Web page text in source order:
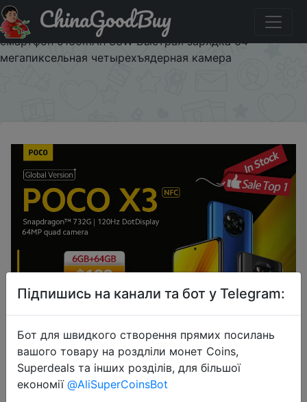
Придбати по знижці В наличии глобальная версия
POCO X3 NFC Snapdragon 732G 120Hz DotDisplay POCO
смартфон 5160mAh 33W Быстрая зарядка 64
мегапиксельная четырехъядерная камера
ChinaGoodBuy
Підпишись на канали та бот у Telegram:
Бот для швидкого створення прямих посилань
вашого товару на роздліли монет Coins,
Superdeals та інших розділів, для більшої
економії @AliSuperCoinsBot